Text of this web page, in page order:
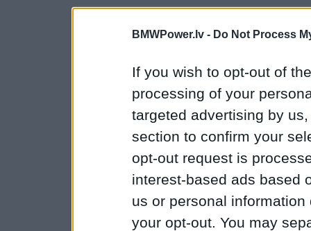
BMWPower.lv - Do Not Process
If you wish to opt-out of
processing of your
targeted advertising by
section to confirm your
opt-out request is
interest-based ads based
us or personal
your opt-out. You may